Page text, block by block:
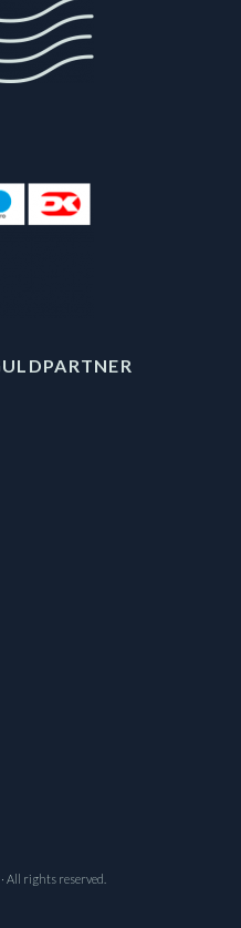
All rights reserved.